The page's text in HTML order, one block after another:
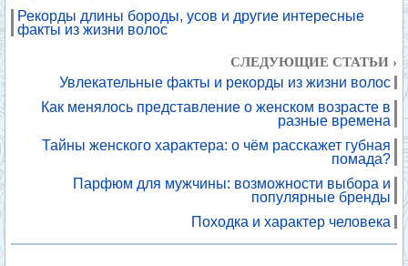
Рекорды длины бороды, усов и другие интересные
факты из жизни волос
СЛЕДУЮЩИЕ СТАТЬИ ›
Увлекательные факты и рекорды из жизни волос
Как менялось представление о женском возрасте в
разные времена
Тайны женского характера: о чём расскажет губная
помада?
Парфюм для мужчины: возможности выбора и
популярные бренды
Походка и характер человека